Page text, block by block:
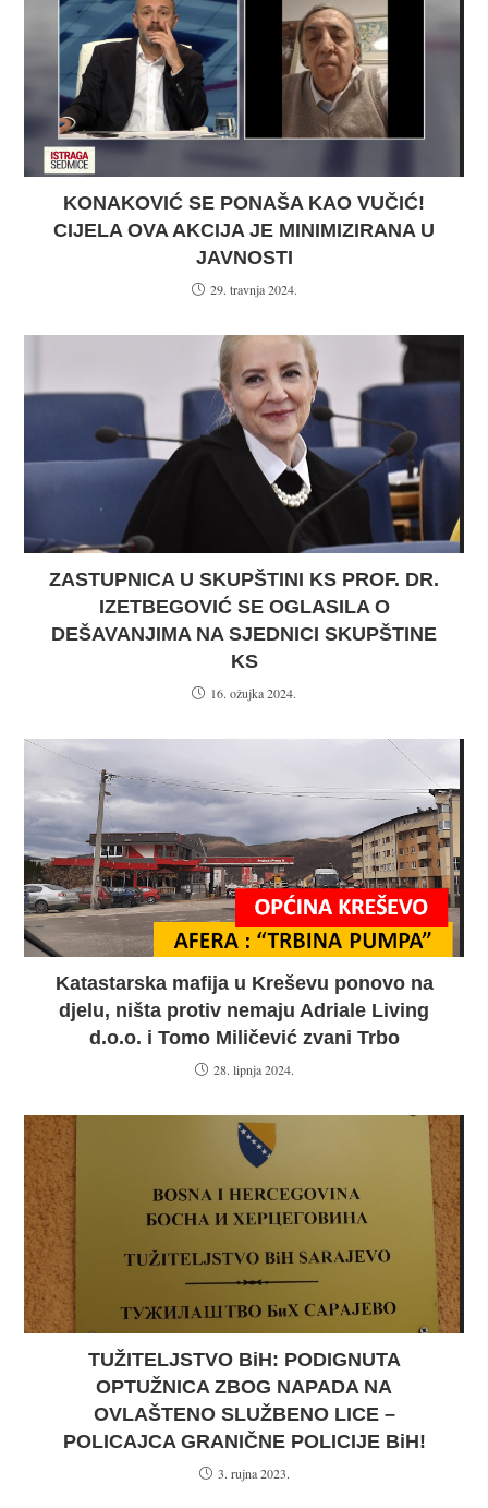
KONAKOVIĆ SE PONAŠA KAO VUČIĆ!
CIJELA OVA AKCIJA JE MINIMIZIRANA U
JAVNOSTI
29. travnja 2024.
ZASTUPNICA U SKUPŠTINI KS PROF. DR.
IZETBEGOVIĆ SE OGLASILA O
DEŠAVANJIMA NA SJEDNICI SKUPŠTINE
KS
16. ožujka 2024.
Katastarska mafija u Kreševu ponovo na
djelu, ništa protiv nemaju Adriale Living
d.o.o. i Tomo Miličević zvani Trbo
28. lipnja 2024.
TUŽITELJSTVO BiH: PODIGNUTA
OPTUŽNICA ZBOG NAPADA NA
OVLAŠTENO SLUŽBENO LICE –
POLICAJCA GRANIČNE POLICIJE BiH!
3. rujna 2023.